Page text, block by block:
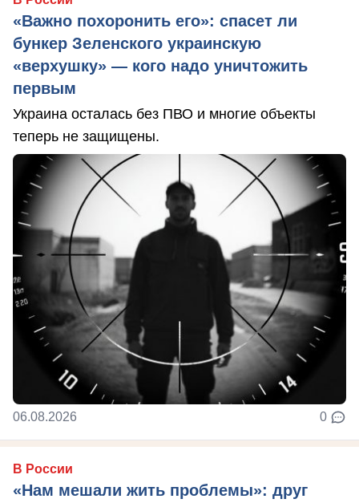
«Важно похоронить его»: спасет ли
бункер Зеленского украинскую
«верхушку» — кого надо уничтожить
первым
Украина осталась без ПВО и многие объекты
теперь не защищены.
06.08.2026 0
В России
«Нам мешали жить проблемы»: друг